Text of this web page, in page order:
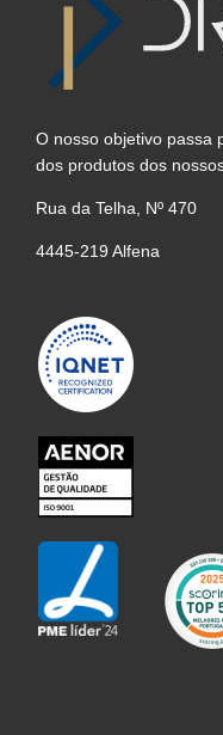
O nosso objetivo passa
dos produtos dos
Rua da Telha, Nº 470
4445-219 Alfena